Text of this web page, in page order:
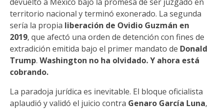
territorio nacional y terminó exonerado. La segunda
sería la propia liberación de Ovidio Guzmán en
2019, que afectó una orden de detención con fines de
extradición emitida bajo el primer mandato de Donald
Trump. Washington no ha olvidado. Y ahora está
cobrando.
La paradoja jurídica es inevitable. El bloque oficialista
aplaudió y validó el juicio contra Genaro García Luna,